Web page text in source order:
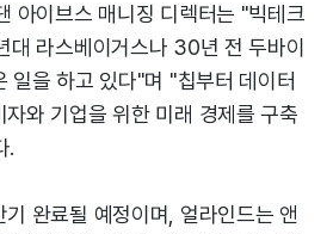
아이브스 매니징 디렉터는 "빅테크
대 라스베이거스나 30년 전 두바이
일을 하고 있다"며 "칩부터 데이터
와 기업을 위한 미래 경제를 구축
.
완료될 예정이며, 얼라인드는 앤